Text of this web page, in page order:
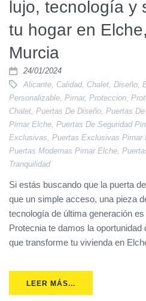
lujo, tecnología y
tu hogar en
Murcia
24/01/2024
Alicante Calidad, Chalet Diseño
Personalizable, Pirnar, Proteccion,
Chalet, Puertas De Diseño, Puertas
Pirnar Elche, Puertas De Seguridad
Exclusivas, Puertas Exclusivas Pirnar
Puertas Modernas Pirnar Elche,
Tranquilidad
Si estás buscando que la puerta
que un simple acceso, una pieza
tecnología de última generación
Protecnia te damos la
que transforme tu vivienda en
LEER MÁS...